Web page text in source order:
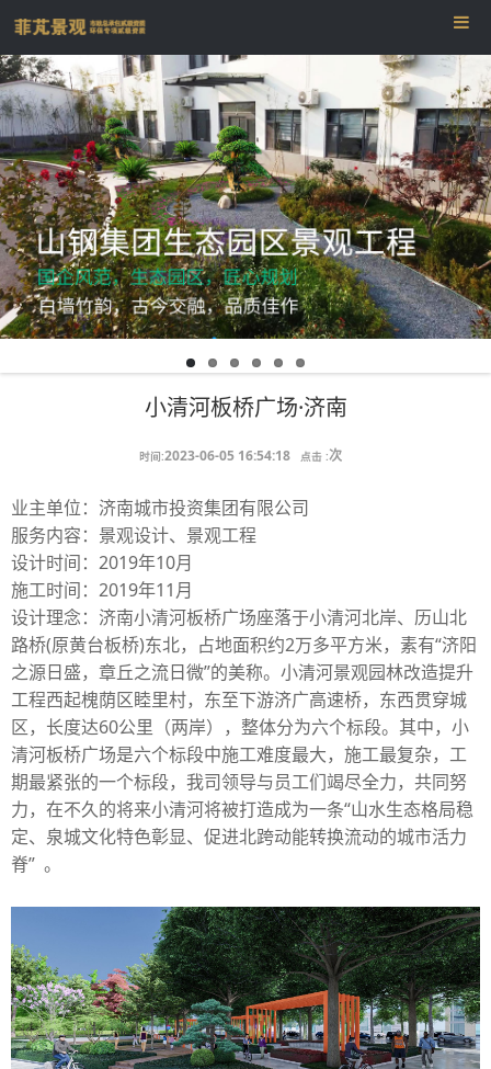
小清河板桥广场·济南
时间:2023-06-05 16:54:18 点击 :次
业主单位：济南城市投资集团有限公司
服务内容：景观设计、景观工程
设计时间：2019年10月
施工时间：2019年11月
设计理念：济南小清河板桥广场座落于小清河北岸、历山北
路桥(原黄台板桥)东北，占地面积约2万多平方米，素有“济阳
之源日盛，章丘之流日微”的美称。小清河景观园林改造提升
工程西起槐荫区睦里村，东至下游济广高速桥，东西贯穿城
区，长度达60公里（两岸），整体分为六个标段。其中，小
清河板桥广场是六个标段中施工难度最大，施工最复杂，工
期最紧张的一个标段，我司领导与员工们竭尽全力，共同努
力，在不久的将来小清河将被打造成为一条“山水生态格局稳
定、泉城文化特色彰显、促进北跨动能转换流动的城市活力
脊” 。